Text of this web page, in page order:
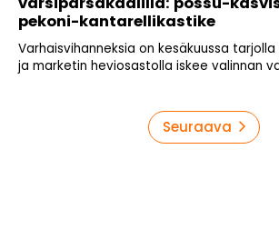
pekoni-kantarellikastike
Varhaisvihanneksia on kesäkuussa tarjolla
ja marketin heviosastolla iskee valinnan
Seuraava